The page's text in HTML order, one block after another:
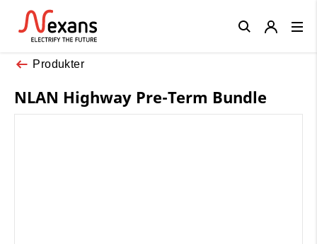
Produkter
NLAN Highway Pre-Term Bundle
Close